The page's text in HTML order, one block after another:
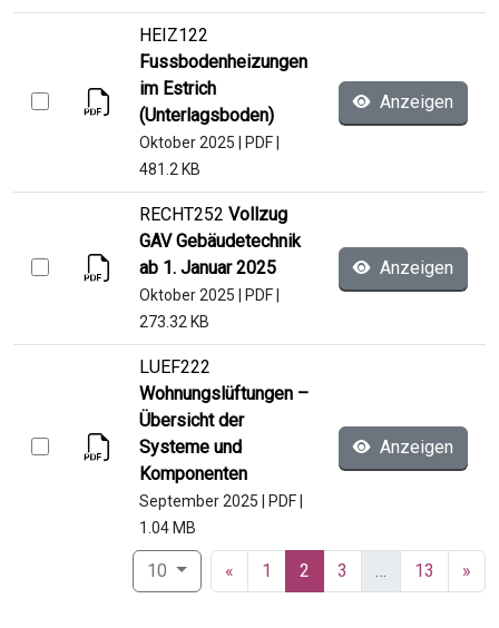
HEIZ122
Fussbodenheizungen
im Estrich
(Unterlagsboden)
Oktober 2025 PDF
481.2 KB
Anzeigen
RECHT252 Vollzug
GAV Gebäudetechnik
ab 1. Januar 2025
Oktober 2025 PDF
273.32 KB
Anzeigen
LUEF222
Wohnungslüftungen –
Übersicht der
Systeme und
Komponenten
September 2025 PDF
1.04 MB
Anzeigen
10 « 1 2 (current)
3 … 13 »